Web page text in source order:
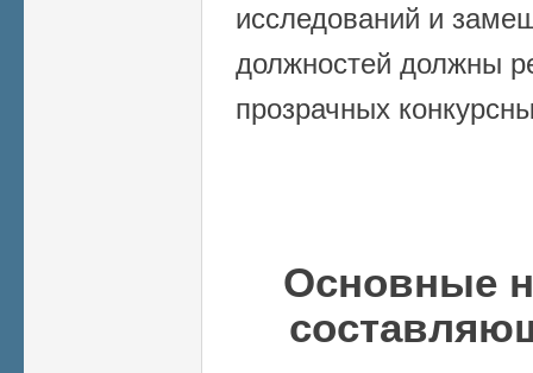
исследований и
должностей должны
прозрачных
Основные